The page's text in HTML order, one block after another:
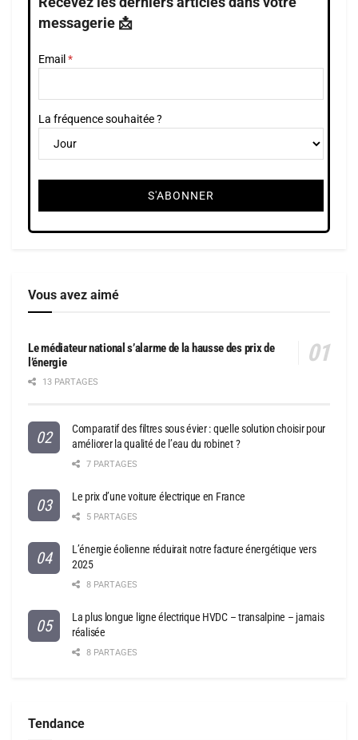
messagerie 📩
Email
La fréquence souhaitée ?
Vous avez aimé
Le médiateur national s’alarme de la hausse des prix de
l’énergie
13 PARTAGES
Comparatif des filtres sous évier : quelle solution choisir pour
améliorer la qualité de l’eau du robinet ?
7 PARTAGES
Le prix d’une voiture électrique en France
5 PARTAGES
L’énergie éolienne réduirait notre facture énergétique vers
2025
8 PARTAGES
La plus longue ligne électrique HVDC – transalpine – jamais
réalisée
8 PARTAGES
Tendance